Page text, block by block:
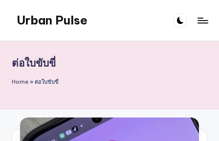
content
Urban Pulse
ต่อใบขับขี่
Home » ต่อใบขับขี่